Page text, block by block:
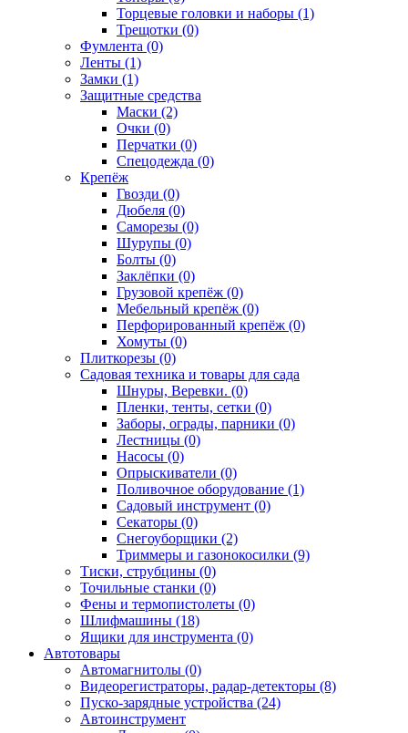
Торцевые головки и наборы (1)
Трещотки (0)
Фумлента (0)
Ленты (1)
Замки (1)
Защитные средства
Маски (2)
Очки (0)
Перчатки (0)
Спецодежда (0)
Крепёж
Гвозди (0)
Дюбеля (0)
Саморезы (0)
Шурупы (0)
Болты (0)
Заклёпки (0)
Грузовой крепёж (0)
Мебельный крепёж (0)
Перфорированный крепёж (0)
Хомуты (0)
Плиткорезы (0)
Садовая техника и товары для сада
Шнуры, Веревки. (0)
Пленки, тенты, сетки (0)
Заборы, ограды, парники (0)
Лестницы (0)
Насосы (0)
Опрыскиватели (0)
Поливочное оборудование (1)
Садовый инструмент (0)
Секаторы (0)
Снегоуборщики (2)
Триммеры и газонокосилки (9)
Тиски, струбцины (0)
Точильные станки (0)
Фены и термопистолеты (0)
Шлифмашины (18)
Ящики для инструмента (0)
Автотовары
Автомагнитолы (0)
Видеорегистраторы, радар-детекторы (8)
Пуско-зарядные устройства (24)
Автоинструмент